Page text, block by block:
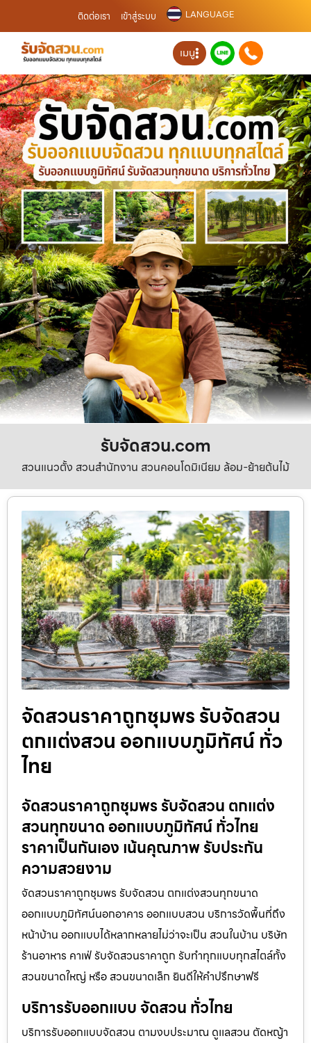
ติดต่อเรา เข้าสู่ระบบ LANGUAGE
เมนู
รับจัดสวน.com
สวนแนวตั้ง สวนสำนักงาน สวนคอนโดมิเนียม ล้อม-ย้ายต้นไม้
จัดสวนราคาถูกชุมพร รับจัดสวน
ตกแต่งสวน ออกแบบภูมิทัศน์ ทั่ว
ไทย
จัดสวนราคาถูกชุมพร รับจัดสวน ตกแต่ง
สวนทุกขนาด ออกแบบภูมิทัศน์ ทั่วไทย
ราคาเป็นกันเอง เน้นคุณภาพ รับประกัน
ความสวยงาม
จัดสวนราคาถูกชุมพร รับจัดสวน ตกแต่งสวนทุกขนาด
ออกแบบภูมิทัศน์นอกอาคาร ออกแบบสวน บริการวัดพื้นที่ถึง
หน้าบ้าน ออกแบบได้หลากหลายไม่ว่าจะเป็น สวนในบ้าน บริษัท
ร้านอาหาร คาเฟ่ รับจัดสวนราคาถูก รับทำทุกแบบทุกสไตล์ทั้ง
สวนขนาดใหญ่ หรือ สวนขนาดเล็ก ยินดีให้คำปรึกษาฟรี
บริการรับออกแบบ จัดสวน ทั่วไทย
บริการรับออกแบบจัดสวน ตามงบประมาณ ดูเเลสวน ตัดหญ้า